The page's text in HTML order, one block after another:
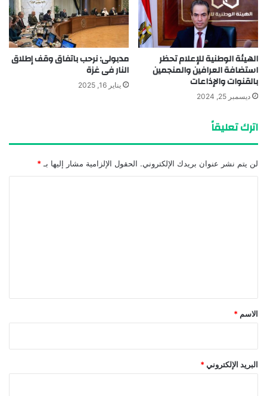
الهيئة الوطنية للإعلام تحظر
استضافة العرافين والمنجمين
بالقنوات والإذاعات
ديسمبر 25, 2024
مدبولى: نرحب باتفاق وقف إطلاق
النار فى غزة
يناير 16, 2025
اترك تعليقاً
لن يتم نشر عنوان بريدك الإلكتروني. الحقول الإلزامية مشار إليها بـ *
*
الاسم *
البريد الإلكتروني *